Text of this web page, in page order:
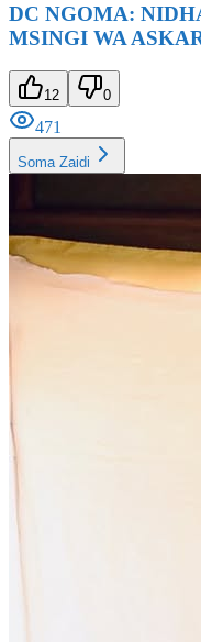
DC NGOMA:
MSINGI WA
12 0
471
Soma Zaidi